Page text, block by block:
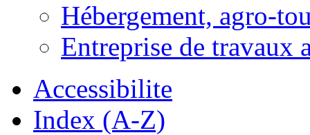
Hébergement, agro-
Entreprise de travaux
Accessibilite
Index (A-Z)